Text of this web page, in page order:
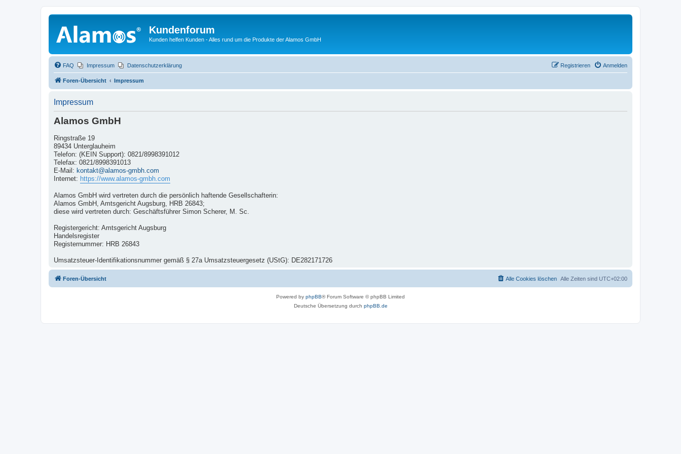
Kundenforum
Kunden helfen Kunden - Alles rund um die Produkte der Alamos GmbH
FAQ Impressum Datenschutzerklärung Anmelden
Registrieren
Foren-Übersicht Impressum
Impressum
Alamos GmbH
Ringstraße 19
89434 Unterglauheim
Telefon: (KEIN Support): 0821/8998391012
Telefax: 0821/8998391013
E-Mail: kontakt@alamos-gmbh.com
Internet: https://www.alamos-gmbh.com
Alamos GmbH wird vertreten durch die persönlich haftende Gesellschafterin:
Alamos GmbH, Amtsgericht Augsburg, HRB 26843;
diese wird vertreten durch: Geschäftsführer Simon Scherer, M. Sc.
Registergericht: Amtsgericht Augsburg
Handelsregister
Registernummer: HRB 26843
Umsatzsteuer-Identifikationsnummer gemäß § 27a Umsatzsteuergesetz (UStG): DE282171726
Foren-Übersicht Alle Zeiten sind UTC+02:00
Alle Cookies löschen
Powered by phpBB® Forum Software © phpBB Limited
Deutsche Übersetzung durch phpBB.de